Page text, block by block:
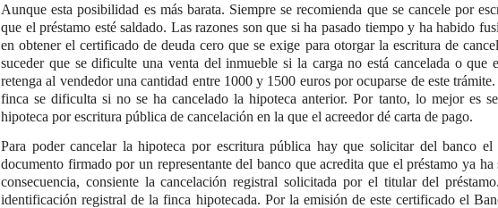
Aunque esta posibilidad es más barata. Siempre se recomienda que se cancele por
que el préstamo esté saldado. Las razones son que si ha pasado tiempo y ha habido
en obtener el certificado de deuda cero que se exige para otorgar la escritura de
suceder que se dificulte una venta del inmueble si la carga no está cancelada o que
retenga al vendedor una cantidad entre 1000 y 1500 euros por ocuparse de este
finca se dificulta si no se ha cancelado la hipoteca anterior. Por tanto, lo mejor es
hipoteca por escritura pública de cancelación en la que el acreedor dé carta de pago.
Para poder cancelar la hipoteca por escritura pública hay que solicitar del banco
documento firmado por un representante del banco que acredita que el préstamo ya
consecuencia, consiente la cancelación registral solicitada por el titular del
identificación registral de la finca hipotecada. Por la emisión de este certificado el